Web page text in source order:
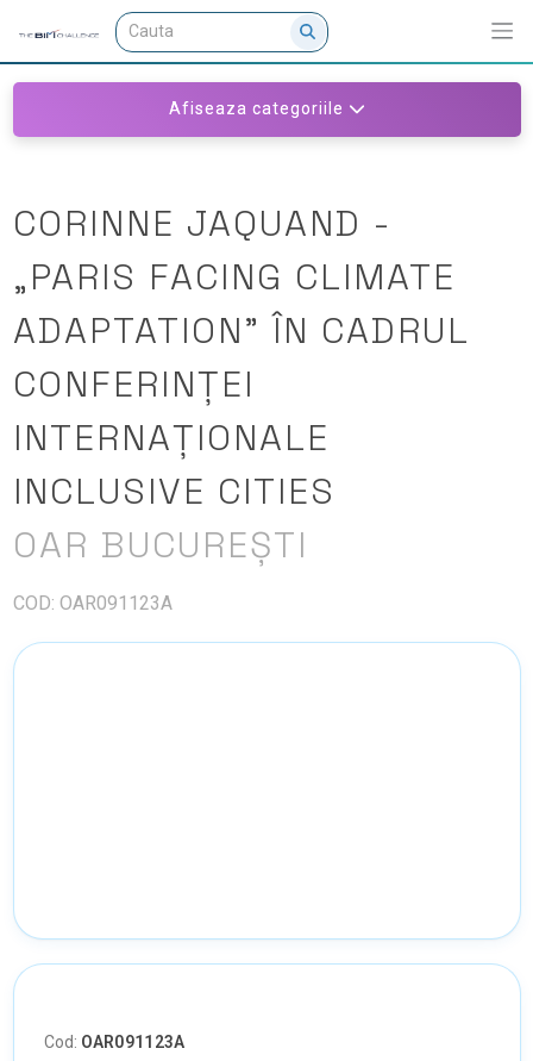
Afiseaza categoriile
CORINNE JAQUAND -
„PARIS FACING CLIMATE
ADAPTATION” ÎN CADRUL
CONFERINȚEI
INTERNAȚIONALE
INCLUSIVE CITIES
OAR BUCUREȘTI
COD: OAR091123A
Cod: OAR091123A